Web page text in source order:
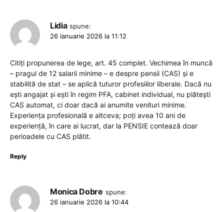
Lidia spune:
26 ianuarie 2026 la 11:12
Citiți propunerea de lege, art. 45 complet. Vechimea în muncă
– pragul de 12 salarii minime – e despre pensii (CAS) și e
stabilită de stat – se aplică tuturor profesiilor liberale. Dacă nu
ești angajat și ești în regim PFA, cabinet individual, nu plătești
CAS automat, ci doar dacă ai anumite venituri minime.
Experiența profesională e altceva; poți avea 10 ani de
experiență, în care ai lucrat, dar la PENSIE contează doar
perioadele cu CAS plătit.
Reply
Monica Dobre spune:
26 ianuarie 2026 la 10:44